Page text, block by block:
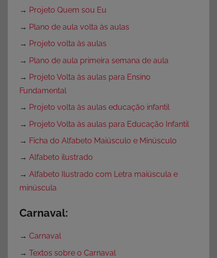
→ Projeto Quem sou Eu
→ Plano de aula volta às aulas
→ Projeto volta às aulas
→ Plano de aula primeira semana de aula
→ Projeto Volta às aulas para Ensino
Fundamental
→ Projeto volta às aulas educação infantil
→ Projeto Volta às aulas para Educação Infantil
→ Ficha do Alfabeto Maiúsculo e Minúsculo
→ Alfabeto ilustrado
→ Alfabeto Ilustrado com Letra maiúscula e
minúscula
Carnaval:
→ Carnaval
→ Textos sobre o Carnaval